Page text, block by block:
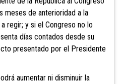
meses de anterioridad a la
regir; y si el Congreso no lo
días contados desde su
presentado por el Presidente
aumentar ni disminuir la